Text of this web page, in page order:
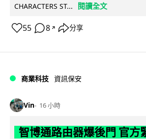
CHARACTERS ST...
閱讀全文
55 8 ↗ 分享
商業科技 資訊保安
Vin 16 小時
智博通路由器爆後門 官方